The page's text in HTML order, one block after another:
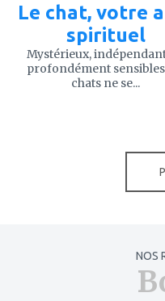
Le chat, votre
spirituel
Mystérieux,
profondément
chats ne se...
NOS